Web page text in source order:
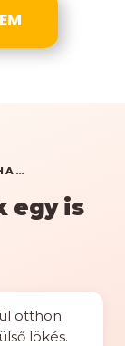
egy is
otthon
lökés.